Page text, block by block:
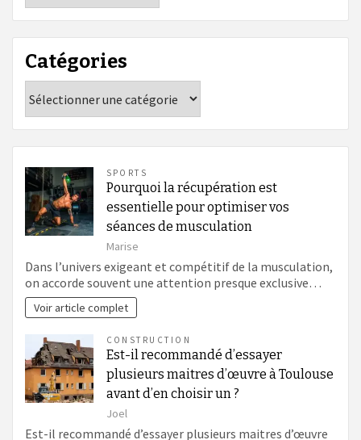
Catégories
SPORTS
Pourquoi la récupération est
essentielle pour optimiser vos
séances de musculation
Marise
Dans l’univers exigeant et compétitif de la musculation,
on accorde souvent une attention presque exclusive…
Voir article complet
CONSTRUCTION
Est-il recommandé d’essayer
plusieurs maitres d’œuvre à Toulouse
avant d’en choisir un ?
Joel
Est-il recommandé d’essayer plusieurs maitres d’œuvre